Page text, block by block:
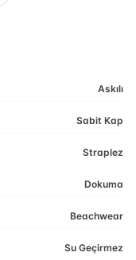
Askılı
Sabit Kap
Straplez
Dokuma
Beachwear
Su Geçirmez